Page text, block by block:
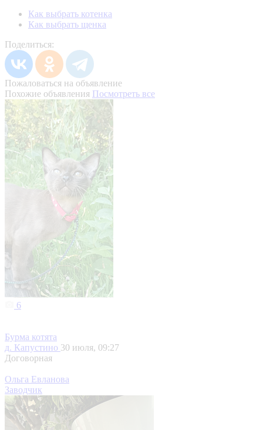
Как выбрать котенка
Как выбрать щенка
Поделиться:
Пожаловаться на объявление
Похожие объявления Посмотреть все
6
Бурма котята
д. Капустино 30 июля, 09:27
Договорная
Ольга Евланова
Заводчик